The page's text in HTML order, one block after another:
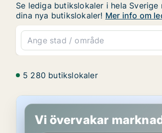
Se lediga butikslokaler i hela
dina nya butikslokaler! Mer info om
5 280 butikslokaler
Butikslokal i Göteborg Centrum
Vi övervakar